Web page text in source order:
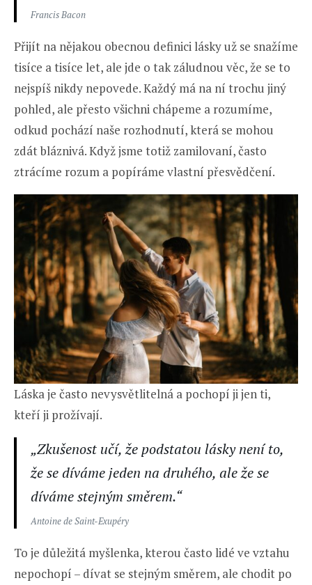
Francis Bacon
Přijít na nějakou obecnou definici lásky už se snažíme
tisíce a tisíce let, ale jde o tak záludnou věc, že se to
nejspíš nikdy nepovede. Každý má na ní trochu jiný
pohled, ale přesto všichni chápeme a rozumíme,
odkud pochází naše rozhodnutí, která se mohou
zdát bláznivá. Když jsme totiž zamilovaní, často
ztrácíme rozum a popíráme vlastní přesvědčení.
Láska je často nevysvětlitelná a pochopí ji jen ti,
kteří ji prožívají.
„Zkušenost učí, že podstatou lásky není to,
že se díváme jeden na druhého, ale že se
díváme stejným směrem.“
Antoine de Saint-Exupéry
To je důležitá myšlenka, kterou často lidé ve vztahu
nepochopí – dívat se stejným směrem, ale chodit po